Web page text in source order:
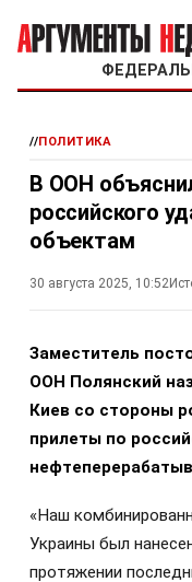
//ПОЛИТИКА
В ООН
российского
объектам
30 августа 2025, 10:52
Заместитель
ООН Полянский
Киев со стороны
прилеты по
«Наш
Украины был
протяжении